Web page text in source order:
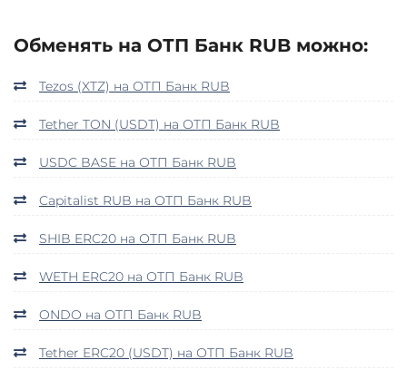
Обменять на ОТП Банк RUB можно:
Tezos (XTZ) на ОТП Банк RUB
Tether TON (USDT) на ОТП Банк RUB
USDC BASE на ОТП Банк RUB
Capitalist RUB на ОТП Банк RUB
SHIB ERC20 на ОТП Банк RUB
WETH ERC20 на ОТП Банк RUB
ONDO на ОТП Банк RUB
Tether ERC20 (USDT) на ОТП Банк RUB